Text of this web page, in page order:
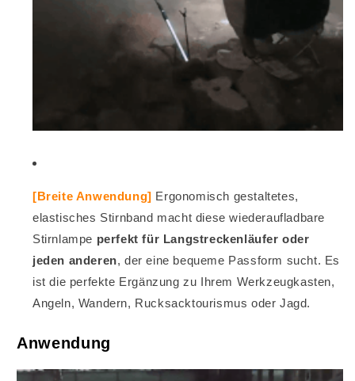
[Breite Anwendung] Ergonomisch gestaltetes,
elastisches Stirnband macht diese wiederaufladbare
Stirnlampe perfekt für Langstreckenläufer oder
jeden anderen, der eine bequeme Passform sucht. Es
ist die perfekte Ergänzung zu Ihrem Werkzeugkasten,
Angeln, Wandern, Rucksacktourismus oder Jagd.
Anwendung